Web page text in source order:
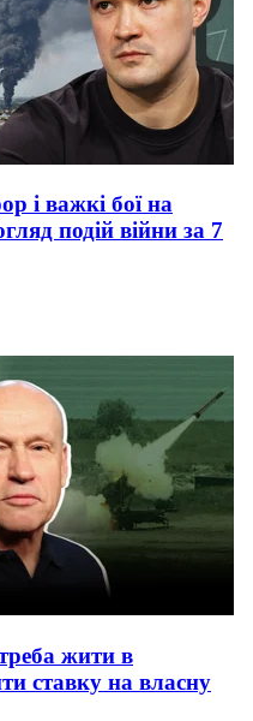
і важкі бої на
подій війни за 7
жити в
ставку на власну